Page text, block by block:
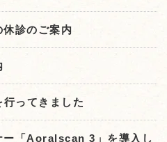
休診のご案内
ってきました
ー「Aoralscan 3」を導入し